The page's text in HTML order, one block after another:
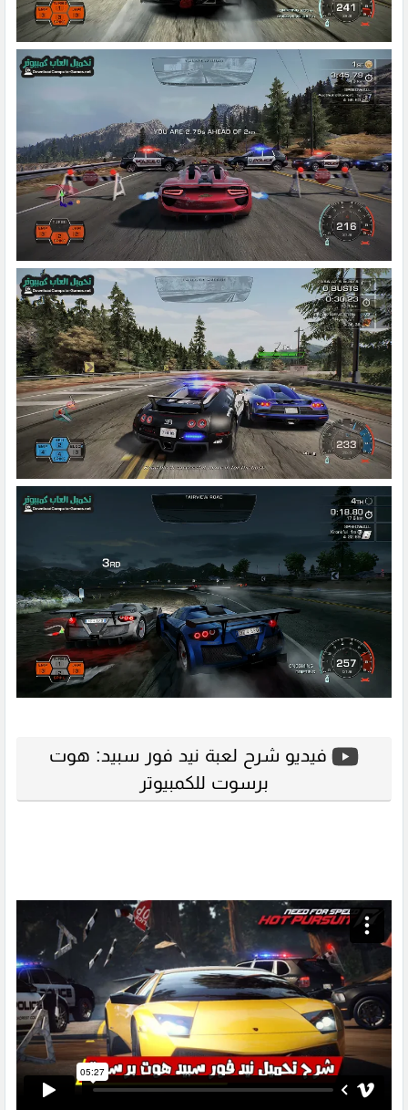
فيديو شرح لعبة نيد فور سبيد: هوت
برسوت للكمبيوتر